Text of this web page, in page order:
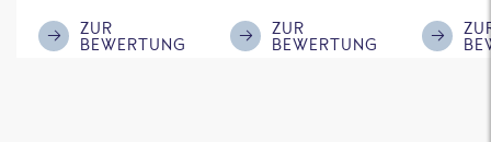
ZUR
BEWERTUNG
ZUR
BEWERTUNG
Eiweiß.
was